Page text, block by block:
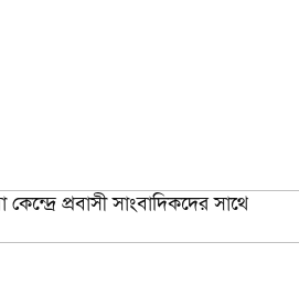
কেন্দ্রে প্রবাসী সাংবাদিকদের সাথে